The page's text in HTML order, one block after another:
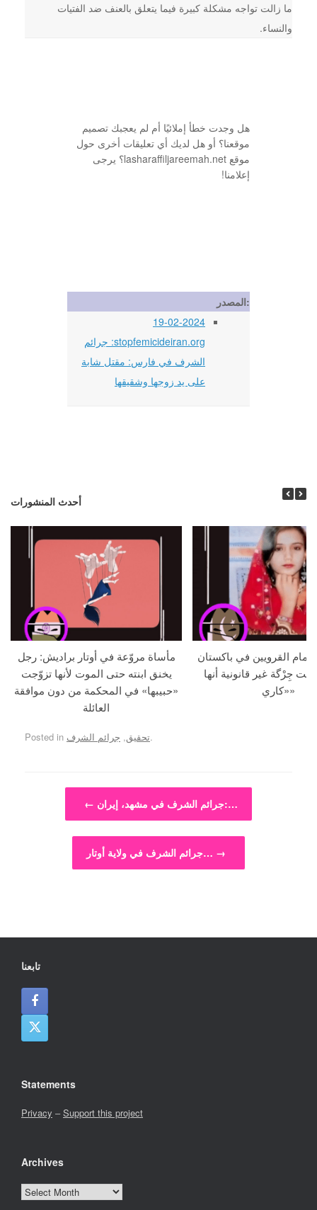
ما زالت تواجه مشكلة كبيرة فيما يتعلق بالعنف ضد الفتيات
والنساء.
هل وجدت خطأ إملائيًا أم لم يعجبك تصميم
موقعنا؟ أو هل لديك أي تعليقات أخرى حول
موقع lasharaffiljareemah.net؟ يرجى
إعلامنا!
المصدر:
19-02-2024
stopfemicideiran.org: جرائم
الشرف في فارس: مقتل شابة
على يد زوجها وشقيقها
أحدث المنشورات
مأساة مروّعة في أوتار براديش: رجل
يخنق ابنته حتى الموت لأنها تزوّجت
«حبيبها» في المحكمة من دون موافقة
العائلة
أمام القرويين في باكستان
جِرْگة غير قانونية أنها
«كاري»
Posted in تحقيق, جرائم الشرف .
Post navigation
← جرائم الشرف في مشهد، إيران:…
جرائم الشرف في ولاية أوتار… →
تابعنا
Statements
Privacy –Support this project
Archives
Archives